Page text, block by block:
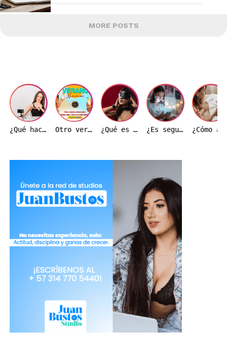
MORE POSTS
¿Qué hace realmente una modelo webcam durante una transmisión? Otro verano ardiente: Ideas de transmisión para hacer crecer tu base de fans ¿Qué es el BDSM y por qué es importante entenderlo correctamente? ¿Es seguro trabajar como modelo webcam en Colombia?